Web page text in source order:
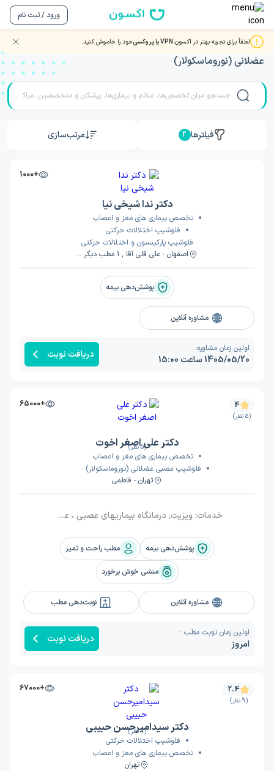
ورود / ثبت نام
لطفاً برای تجربه بهتر در اکسون،VPN یا پروکسی خود را خاموش کنید.
مشاوره و ویزیت آنلاین با بهترین دکتر و متخصصان عصبی
عضلانی (نوروماسکولار)
فیلترها 2 مرتب‌سازی
+1000
دکتر ندا شیخی نیا
تخصص بیماری های مغز و اعصاب
فلوشیپ اختلالات حرکتی
فلوشیپ پارکینسون و اختلالات حرکتی
اصفهان - علی قلی آقا , 1 مطب دیگر ...
پوشش‌دهی بیمه
مشاوره آنلاین
اولین زمان مشاوره:
1405/05/20 ساعت 15:00 دریافت نوبت
(5 نظر)
+65000 4
(5 نظر)
دکتر علی اصغر اخوت
تخصص بیماری های مغز و اعصاب
فلوشیپ عصبی عضلانی (نوروماسکولار)
تهران - فاطمی
خدمات: ویزیت, درمانگاه بیماریهای عصبی ، عضلانی
پوشش‌دهی بیمه مطب راحت و تمیز
منشی خوش برخورد
مشاوره آنلاین نوبت‌دهی مطب
اولین زمان نوبت مطب :
امروز دریافت نوبت
(9 نظر)
+67000 2.4
(9 نظر)
دکتر سیدامیرحسن حبیبی
فلوشیپ اختلالات حرکتی
تخصص بیماری های مغز و اعصاب
تهران